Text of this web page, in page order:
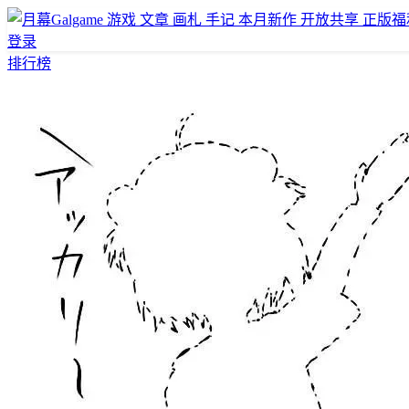
游戏 文章 画札 手记 本月新作 开放共享 正版
登录
排行榜